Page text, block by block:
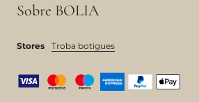
Sobre BOLIA
Stores Troba botigues